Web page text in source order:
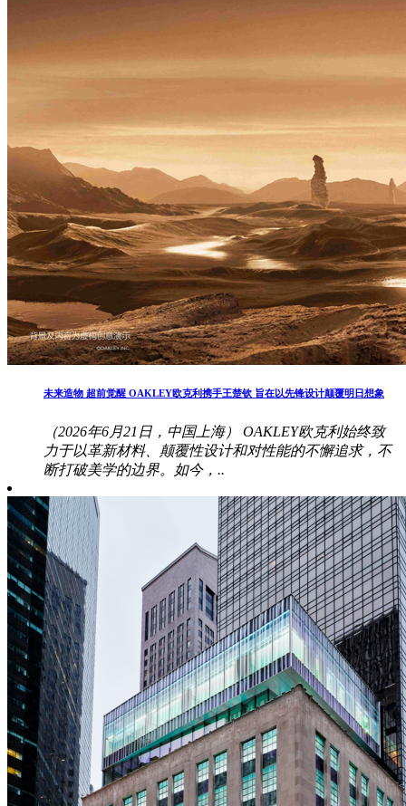
未来造物 超前觉醒 OAKLEY欧克利携手王楚钦 旨在以先锋设计颠覆明日想象
（2026年6月21日，中国上海） OAKLEY欧克利始终致
力于以革新材料、颠覆性设计和对性能的不懈追求，不
断打破美学的边界。如今，..